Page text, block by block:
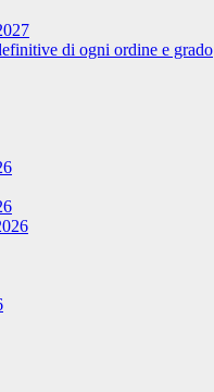
di ogni ordine e grado